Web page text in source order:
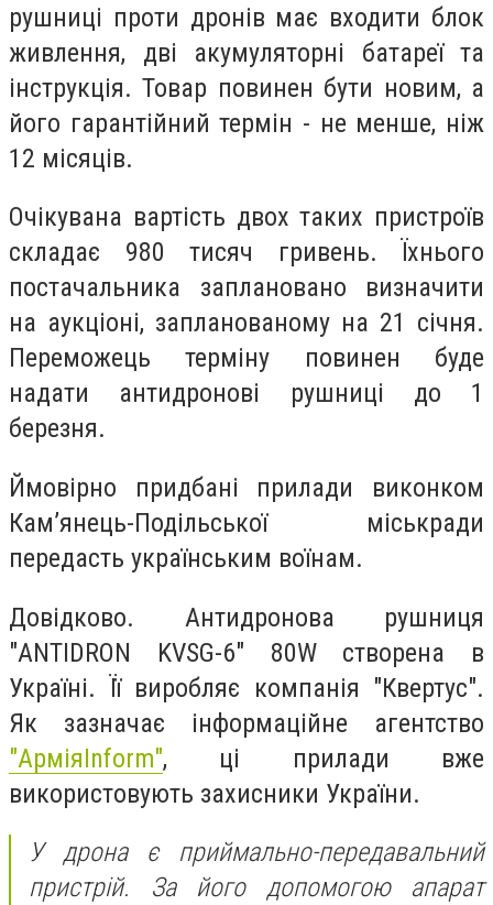
рушниці проти дронів має входити блок
живлення, дві акумуляторні батареї та
інструкція. Товар повинен бути новим, а
його гарантійний термін - не менше, ніж
12 місяців.
Очікувана вартість двох таких пристроїв
складає 980 тисяч гривень. Їхнього
постачальника заплановано визначити
на аукціоні, запланованому на 21 січня.
Переможець терміну повинен буде
надати антидронові рушниці до 1
березня.
Ймовірно придбані прилади виконком
Кам’янець-Подільської міськради
передасть українським воїнам.
Довідково. Антидронова рушниця
"ANTIDRON KVSG-6" 80W створена в
Україні. Її виробляє компанія "Квертус".
Як зазначає інформаційне агентство
"АрміяInform", ці прилади вже
використовують захисники України.
У дрона є приймально-передавальний
пристрій. За його допомогою апарат